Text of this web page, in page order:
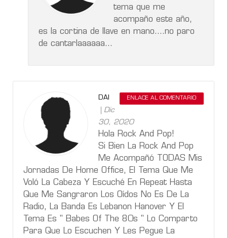
tema que me
acompaño este año,
es la cortina de llave en mano....no paro
de cantarlaaaaaa...
ENLACE AL COMENTARIO
DAI
Dic
30, 2020
Hola Rock And Pop!
Si Bien La Rock And Pop
Me Acompañó TODAS Mis
Jornadas De Home Office, El Tema Que Me
Voló La Cabeza Y Escuché En Repeat Hasta
Que Me Sangraron Los Oídos No Es De La
Radio, La Banda Es Lebanon Hanover Y El
Tema Es " Babes Of The 80s " Lo Comparto
Para Que Lo Escuchen Y Les Pegue La